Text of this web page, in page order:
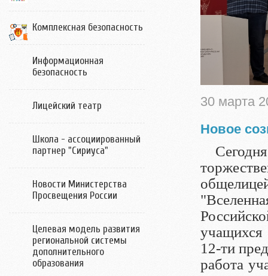
Комплексная безопасность
Информационная
безопасность
Лицейский театр
Школа - ассоциированный
партнер "Сириуса"
Новости Министерства
Просвещения России
Целевая модель развития
региональной системы
дополнительного
образования
30 марта
Новое
учащихся
12-ти
работа